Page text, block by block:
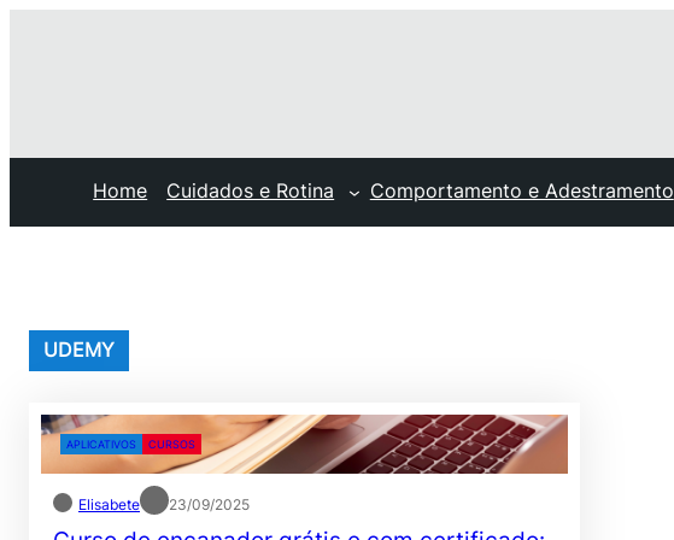
Home Cuidados e Rotina Comportamento e Adestramento
UDEMY
APLICATIVOS CURSOS
Elisabete 23/09/2025